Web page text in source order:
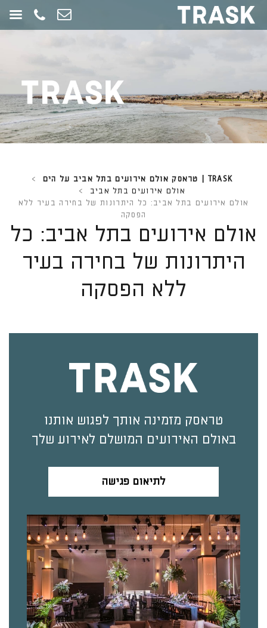
תחילתו
כדי
לעבור
לאזור
תוכן
TRASK | טראסק אולם אירועים בתל אביב על הים
>
אולם אירועים בתל אביב
>
אולם אירועים בתל אביב: כל היתרונות של בחירה בעיר ללא
הפסקה
אולם אירועים בתל אביב: כל
היתרונות של בחירה בעיר
ללא הפסקה
טראסק מזמינה אותך לפגוש אותנו
באולם האירועים המושלם לאירוע שלך
לתיאום פגישה